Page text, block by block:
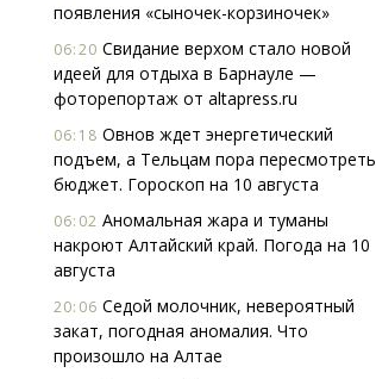
появления «сыночек-корзиночек»
06:20 Свидание верхом стало новой
идеей для отдыха в Барнауле —
фоторепортаж от altapress.ru
06:18 Овнов ждет энергетический
подъем, а Тельцам пора пересмотреть
бюджет. Гороскоп на 10 августа
06:02 Аномальная жара и туманы
накроют Алтайский край. Погода на 10
августа
20:06 Седой молочник, невероятный
закат, погодная аномалия. Что
произошло на Алтае